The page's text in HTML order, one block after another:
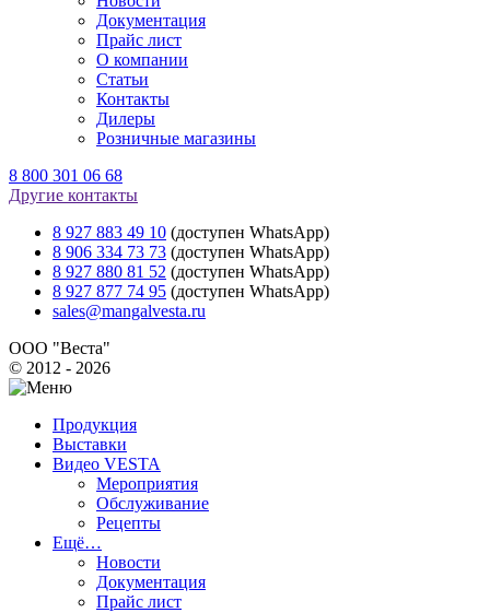
Документация
Прайс лист
О компании
Статьи
Контакты
Дилеры
Розничные магазины
8 800 301 06 68
Другие контакты
8 927 883 49 10 (доступен WhatsApp)
8 906 334 73 73 (доступен WhatsApp)
8 927 880 81 52 (доступен WhatsApp)
8 927 877 74 95 (доступен WhatsApp)
sales@mangalvesta.ru
ООО "Веста"
© 2012 - 2026
Продукция
Выставки
Видео VESTA
Мероприятия
Обслуживание
Рецепты
Ещё…
Новости
Документация
Прайс лист